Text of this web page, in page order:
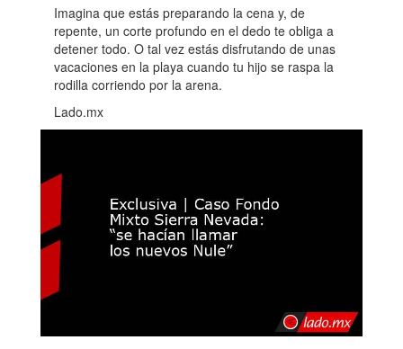
Imagina que estás preparando la cena y, de
repente, un corte profundo en el dedo te obliga a
detener todo. O tal vez estás disfrutando de unas
vacaciones en la playa cuando tu hijo se raspa la
rodilla corriendo por la arena.
Lado.mx